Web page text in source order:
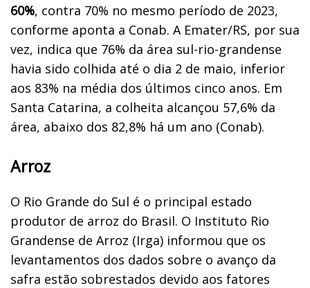
60%, contra 70% no mesmo período de 2023,
conforme aponta a Conab. A Emater/RS, por sua
vez, indica que 76% da área sul-rio-grandense
havia sido colhida até o dia 2 de maio, inferior
aos 83% na média dos últimos cinco anos. Em
Santa Catarina, a colheita alcançou 57,6% da
área, abaixo dos 82,8% há um ano (Conab).
Arroz
O Rio Grande do Sul é o principal estado
produtor de arroz do Brasil. O Instituto Rio
Grandense de Arroz (Irga) informou que os
levantamentos dos dados sobre o avanço da
safra estão sobrestados devido aos fatores